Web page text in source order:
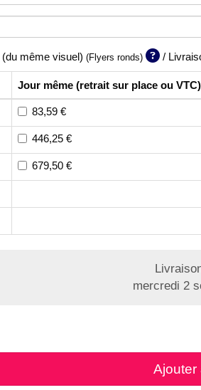
même visuel) (Flyers ronds) /
Jour même (retrait sur place ou
83,59 €
446,25 €
679,50 €
mercredi 2
Ajouter